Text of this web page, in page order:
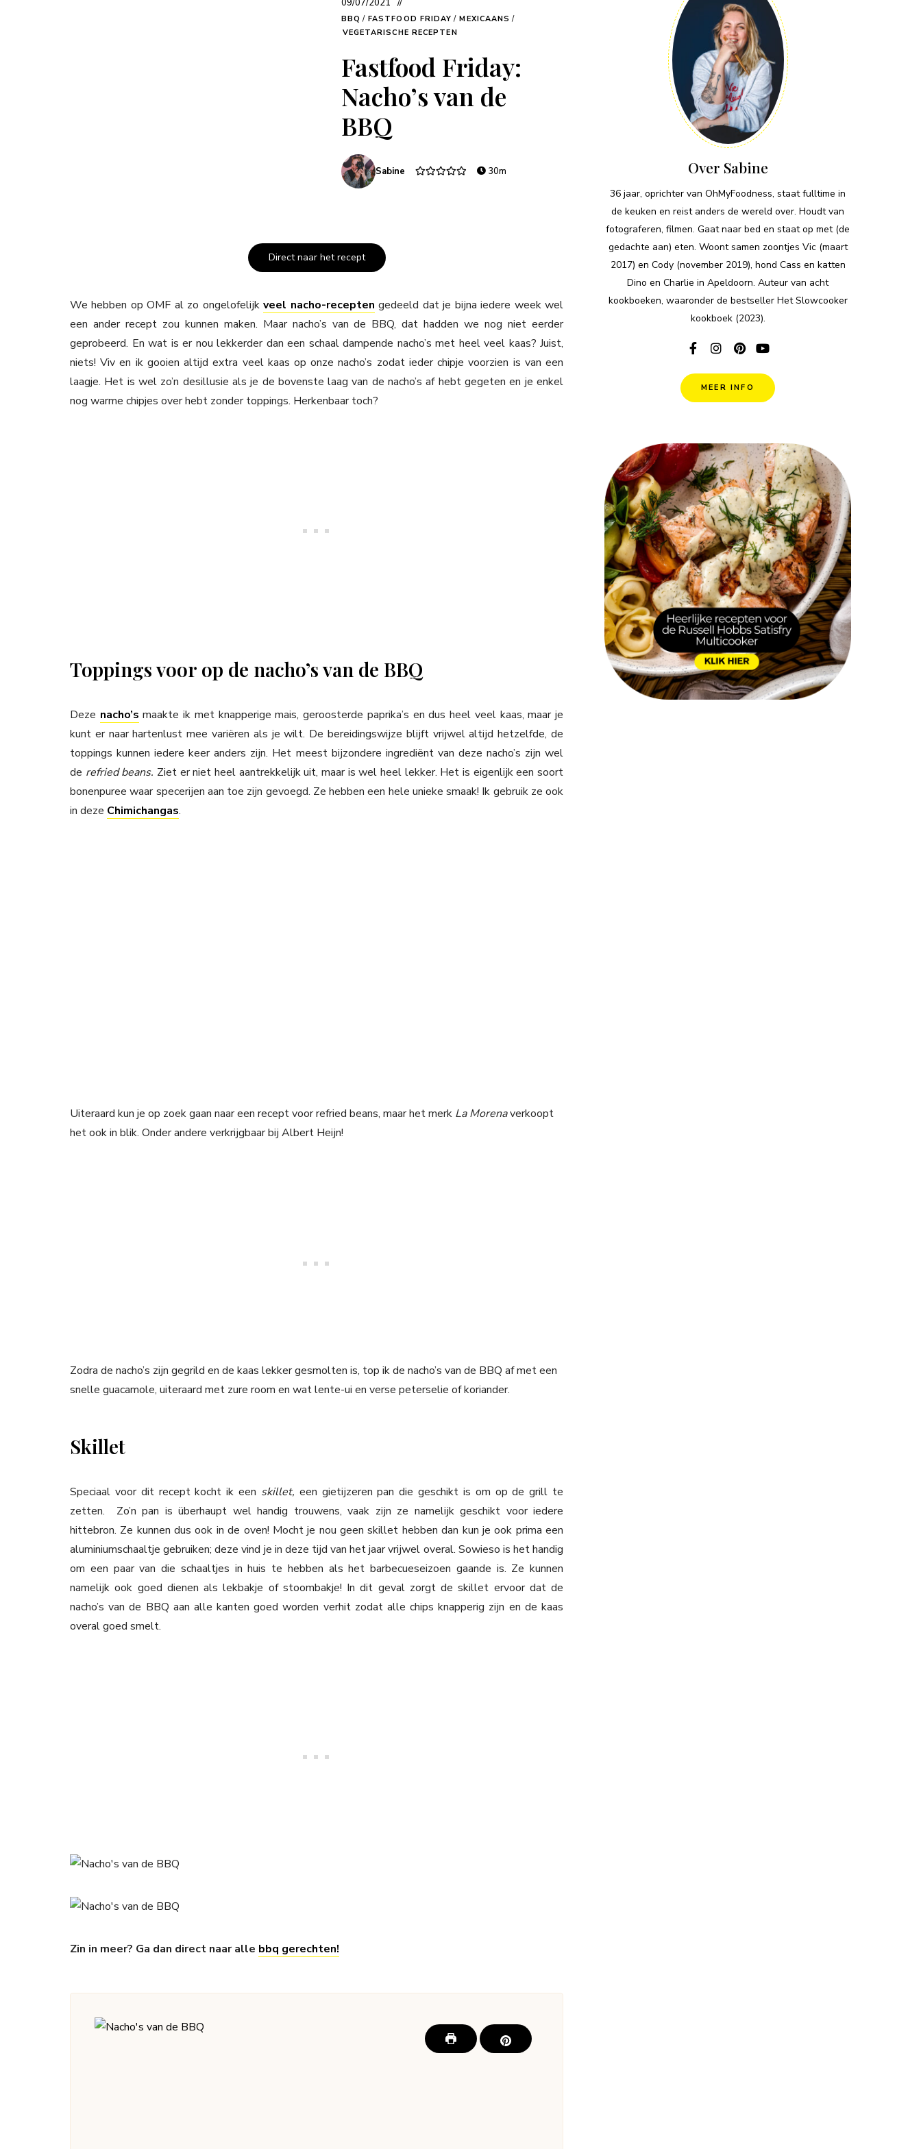
09/07/2021
BBQ / FASTFOOD FRIDAY / MEXICAANS /
VEGETARISCHE RECEPTEN
Fastfood Friday:
Nacho’s van de
BBQ
Sabine 30m
Direct naar het recept
We hebben op OMF al zo ongelofelijkveel nacho-recepten gedeeld dat je bijna iedere week wel
een ander recept zou kunnen maken. Maar nacho’s van de BBQ, dat hadden we nog niet eerder
geprobeerd. En wat is er nou lekkerder dan een schaal dampende nacho’s met heel veel kaas? Juist,
niets! Viv en ik gooien altijd extra veel kaas op onze nacho’s zodat ieder chipje voorzien is van een
laagje. Het is wel zo’n desillusie als je de bovenste laag van de nacho’s af hebt gegeten en je enkel
nog warme chipjes over hebt zonder toppings. Herkenbaar toch?
Toppings voor op de nacho’s van de BBQ
Deze nacho’s maakte ik met knapperige mais, geroosterde paprika’s en dus heel veel kaas, maar je
kunt er naar hartenlust mee variëren als je wilt. De bereidingswijze blijft vrijwel altijd hetzelfde, de
toppings kunnen iedere keer anders zijn. Het meest bijzondere ingrediënt van deze nacho’s zijn wel
de refried beans. Ziet er niet heel aantrekkelijk uit, maar is wel heel lekker. Het is eigenlijk een soort
bonenpuree waar specerijen aan toe zijn gevoegd. Ze hebben een hele unieke smaak! Ik gebruik ze ook
in deze Chimichangas.
Uiteraard kun je op zoek gaan naar een recept voor refried beans, maar het merk La Morenaverkoopt
het ook in blik. Onder andere verkrijgbaar bij Albert Heijn!
Zodra de nacho’s zijn gegrild en de kaas lekker gesmolten is, top ik de nacho’s van de BBQ af met een
snelle guacamole, uiteraard met zure room en wat lente-ui en verse peterselie of koriander.
Skillet
Speciaal voor dit recept kocht ik een skillet, een gietijzeren pan die geschikt is om op de grill te
zetten. Zo’n pan is überhaupt wel handig trouwens, vaak zijn ze namelijk geschikt voor iedere
hittebron. Ze kunnen dus ook in de oven! Mocht je nou geen skillet hebben dan kun je ook prima een
aluminiumschaaltje gebruiken; deze vind je in deze tijd van het jaar vrijwel overal. Sowieso is het handig
om een paar van die schaaltjes in huis te hebben als het barbecueseizoen gaande is. Ze kunnen
namelijk ook goed dienen als lekbakje of stoombakje! In dit geval zorgt de skillet ervoor dat de
nacho’s van de BBQ aan alle kanten goed worden verhit zodat alle chips knapperig zijn en de kaas
overal goed smelt.
Zin in meer? Ga dan direct naar alle bbq gerechten!
Over Sabine
36 jaar, oprichter van OhMyFoodness, staat fulltime in
de keuken en reist anders de wereld over. Houdt van
fotograferen, filmen. Gaat naar bed en staat op met (de
gedachte aan) eten. Woont samen zoontjes Vic (maart
2017) en Cody (november 2019), hond Cass en katten
Dino en Charlie in Apeldoorn. Auteur van acht
kookboeken, waaronder de bestseller Het Slowcooker
kookboek (2023).
MEER INFO